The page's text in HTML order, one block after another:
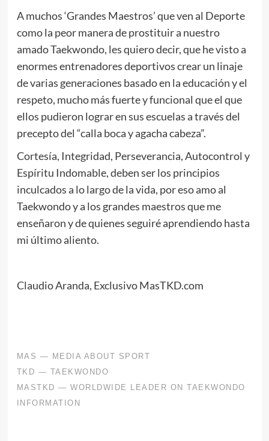
A muchos ‘Grandes Maestros’ que ven al Deporte
como la peor manera de prostituir a nuestro
amado Taekwondo, les quiero decir, que he visto a
enormes entrenadores deportivos crear un linaje
de varias generaciones basado en la educación y el
respeto, mucho más fuerte y funcional que el que
ellos pudieron lograr en sus escuelas a través del
precepto del “calla boca y agacha cabeza”.
Cortesía, Integridad, Perseverancia, Autocontrol y
Espíritu Indomable, deben ser los principios
inculcados a lo largo de la vida, por eso amo al
Taekwondo y a los grandes maestros que me
enseñaron y de quienes seguiré aprendiendo hasta
mi último aliento.
Claudio Aranda, Exclusivo MasTKD.com